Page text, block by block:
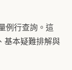
例行查詢。這
基本疑難排解與